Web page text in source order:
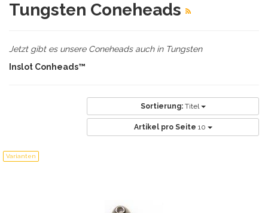
Tungsten Coneheads
Jetzt gibt es unsere Coneheads auch in Tungsten
Inslot Conheads™
Sortierung: Titel
Artikel pro Seite 10
Varianten